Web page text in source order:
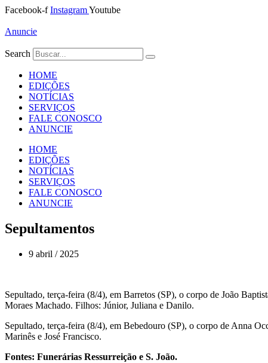
Ir
o
Facebook-f InstagramYoutube
Anuncie
Search
HOME
EDIÇÕES
NOTÍCIAS
SERVIÇOS
FALE CONOSCO
ANUNCIE
HOME
EDIÇÕES
NOTÍCIAS
SERVIÇOS
FALE CONOSCO
ANUNCIE
Sepultamentos
9 abril / 2025
Sepultado, terça-feira (8/4), em Barretos (SP), o corpo de João
Moraes Machado. Filhos: Júnior, Juliana e Danilo.
Sepultado, terça-feira (8/4), em Bebedouro (SP), o corpo de Anna
Marinês e José Francisco.
Fontes: Funerárias Ressurreição e S. João.